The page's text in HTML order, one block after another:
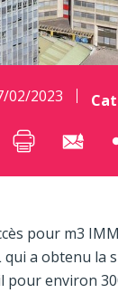
02/2023
pour m3
qui a obtenu la
pour environ